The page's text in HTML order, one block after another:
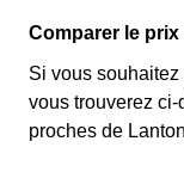
Comparer le
Si vous
vous trouverez
proches de